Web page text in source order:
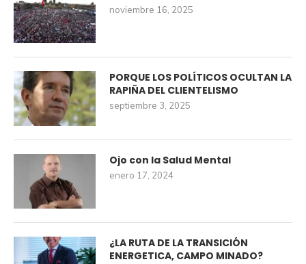
noviembre 16, 2025
PORQUE LOS POLÍTICOS OCULTAN LA
RAPIÑA DEL CLIENTELISMO
septiembre 3, 2025
Ojo con la Salud Mental
enero 17, 2024
¿LA RUTA DE LA TRANSICIÓN
ENERGETICA, CAMPO MINADO?